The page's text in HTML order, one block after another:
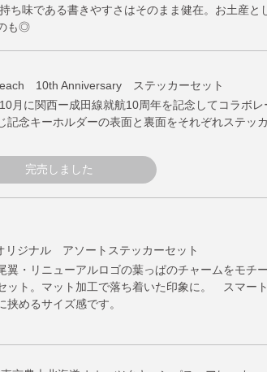
ち味である書きやすさはそのまま健在。お土産と
も◎
10th Anniversary ステッカーセット
月に関西ー成田線就航10周年を記念してコラボレ
記念キーホルダーの表面と裏面をそれぞれステッ
完売しました
リジナル アソートステッカーセット
翼・リニューアルロゴの葉っぱのチャームをモチ
ット。マット加工で落ち着いた印象に。 スマー
挟めるサイズ感です。